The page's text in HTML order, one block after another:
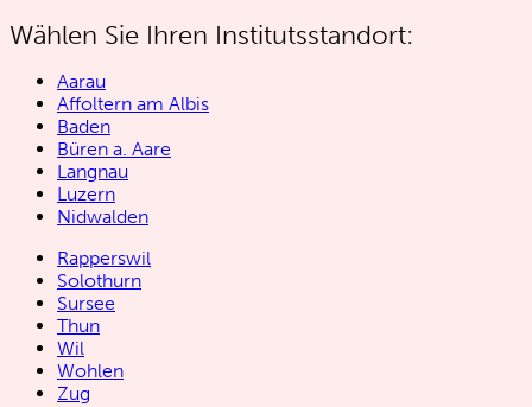
Wählen Sie Ihren Institutsstandort:
Aarau
Affoltern am Albis
Baden
Büren a. Aare
Langnau
Luzern
Nidwalden
Rapperswil
Solothurn
Sursee
Thun
Wil
Wohlen
Zug